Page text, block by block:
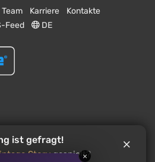
×
Team Karriere
Kontakte
Feed DE
ist gefragt!
Storygespielt?